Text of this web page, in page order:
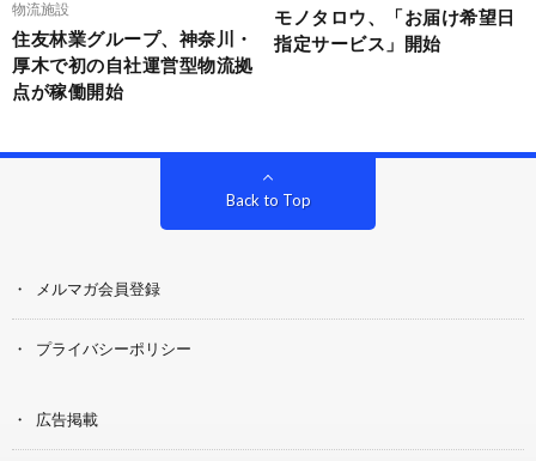
物流施設
住友林業グループ、神奈川・
厚木で初の自社運営型物流拠
点が稼働開始
モノタロウ、「お届け希望日
指定サービス」開始
Back to Top
メルマガ会員登録
プライバシーポリシー
広告掲載